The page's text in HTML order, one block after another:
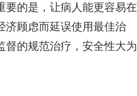
要的是，让病人能更容易在
济顾虑而延误使用最佳治
督的规范治疗，安全性大为